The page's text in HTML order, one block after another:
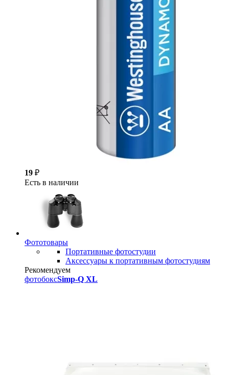
19 ₽
Есть в наличии
Фототовары
Портативные фотостудии
Аксессуары к портативным фотостудиям
Рекомендуем
фотобоксSimp-Q XL